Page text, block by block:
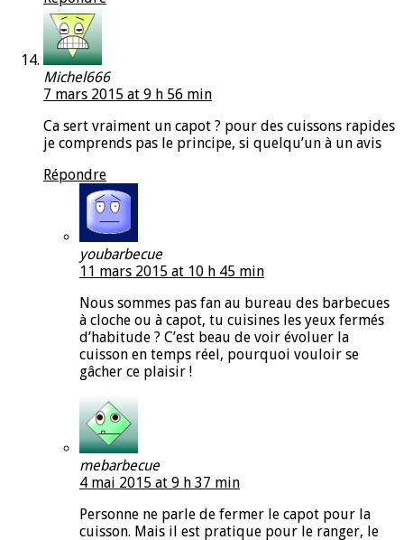
Michel666
7 mars 2015 at 9 h 56 min
Ca sert vraiment un capot ? pour des cuissons rapides
je comprends pas le principe, si quelqu’un à un avis
Répondre
youbarbecue
11 mars 2015 at 10 h 45 min
Nous sommes pas fan au bureau des barbecues
à cloche ou à capot, tu cuisines les yeux fermés
d’habitude ? C’est beau de voir évoluer la
cuisson en temps réel, pourquoi vouloir se
gâcher ce plaisir !
mebarbecue
4 mai 2015 at 9 h 37 min
Personne ne parle de fermer le capot pour la
cuisson. Mais il est pratique pour le ranger, le